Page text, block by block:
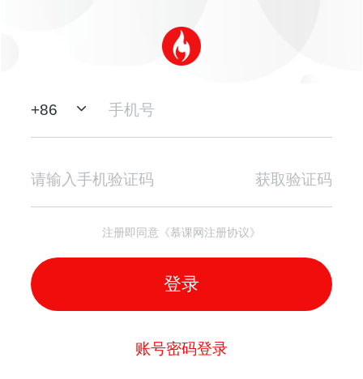
+86
获取验证码
注册即同意《慕课网注册协议》
登录
账号密码登录